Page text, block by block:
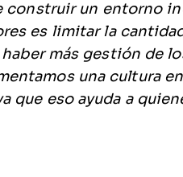
construir un entorno
es limitar la
más gestión de
una cultura
que eso ayuda a